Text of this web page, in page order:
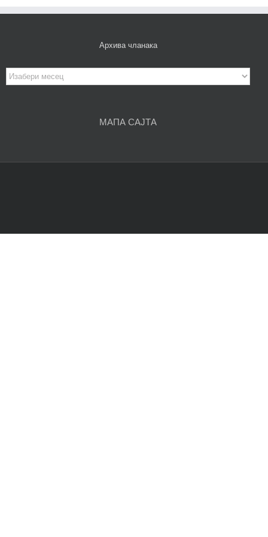
Архива чланака
Архива
чланака
МАПА САЈТА